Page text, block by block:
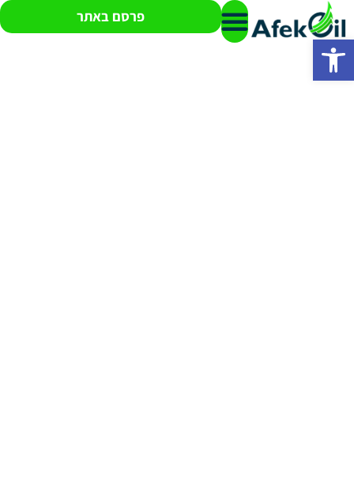
פתח סרגל נגישות
פרסם באתר